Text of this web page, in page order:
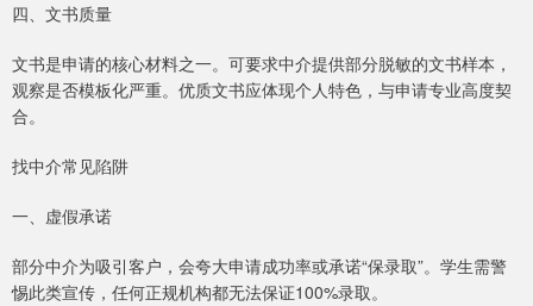
四、文书质量
文书是申请的核心材料之一。可要求中介提供部分脱敏的文书样本，
观察是否模板化严重。优质文书应体现个人特色，与申请专业高度契
合。
找中介常见陷阱
一、虚假承诺
部分中介为吸引客户，会夸大申请成功率或承诺“保录取”。学生需警
惕此类宣传，任何正规机构都无法保证100%录取。